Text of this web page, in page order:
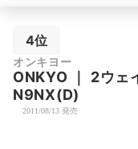
4位
オンキヨー
ONKYO 2ウェ
N9NX(D)
2011/08/13 発売